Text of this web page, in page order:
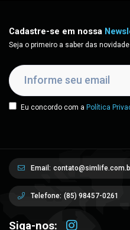
Cadastre-se em nossa
Seja o primeiro a saber das
Eu concordo com a Política
Email:
Telefone: (85) 98457-0261
Siga-nos: